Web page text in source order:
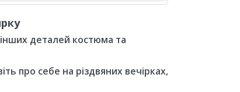
деталей костюма та
про себе на різдвяних вечірках,